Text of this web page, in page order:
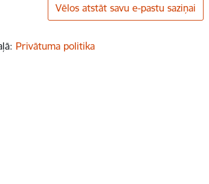
Vēlos atstāt savu e-pastu saziņai
Privātuma politika